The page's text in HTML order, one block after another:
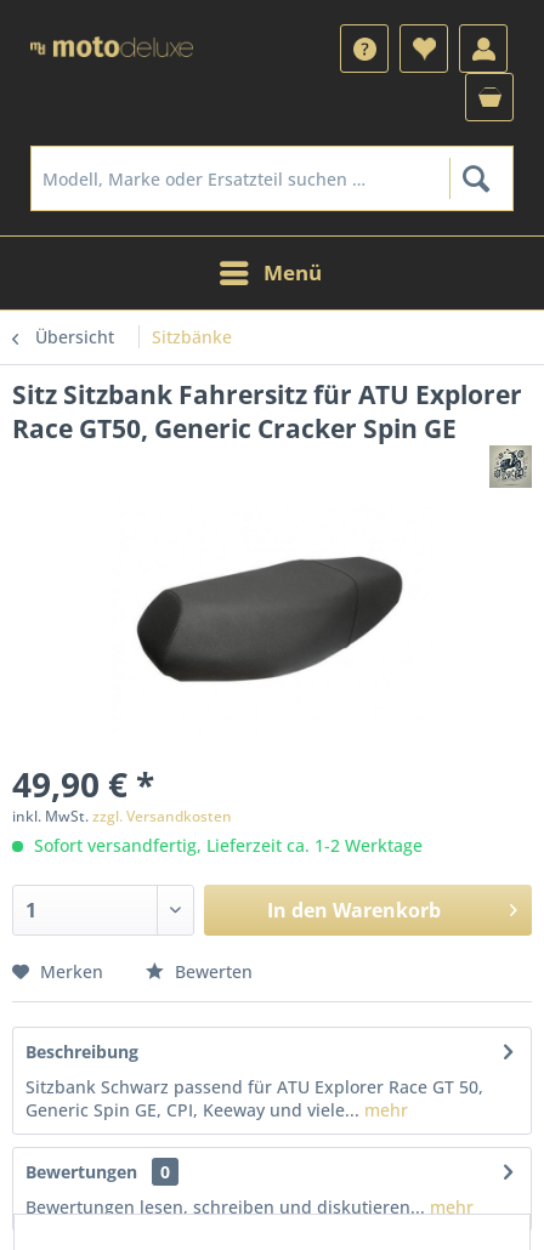
Menü
Übersicht Sitzbänke
Sitz Sitzbank Fahrersitz für ATU Explorer
Race GT50, Generic Cracker Spin GE
49,90 € *
inkl. MwSt.zzgl. Versandkosten
Sofort versandfertig, Lieferzeit ca. 1-2 Werktage
In den Warenkorb
Merken Bewerten
Beschreibung
Sitzbank Schwarz passend für ATU Explorer Race GT 50,
Generic Spin GE, CPI, Keeway und viele... mehr
Bewertungen
0
Bewertungen lesen, schreiben und diskutieren... mehr